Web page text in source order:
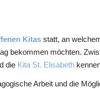
Kitasstatt, an
bekommen möchten.
die Kita St. Elisabeth
Arbeit und die